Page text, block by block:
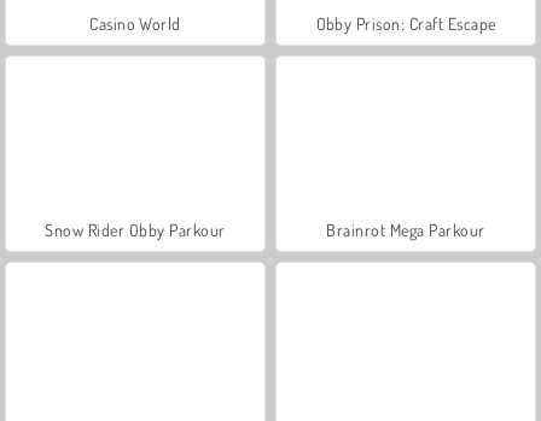
Casino World Obby Prison: Craft Escape
Snow Rider Obby Parkour Brainrot Mega Parkour